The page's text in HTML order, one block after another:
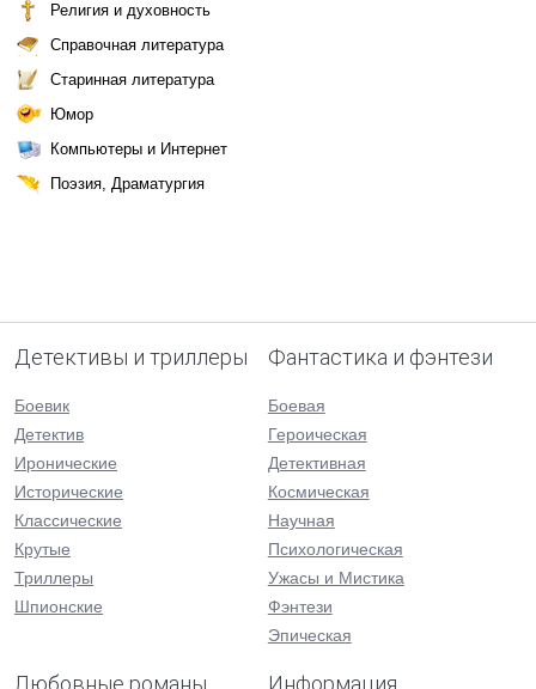
Религия и духовность
Справочная литература
Старинная литература
Юмор
Компьютеры и Интернет
Поэзия, Драматургия
Детективы и триллеры
Боевик
Детектив
Иронические
Исторические
Классические
Крутые
Триллеры
Шпионские
Фантастика и фэнтези
Боевая
Героическая
Детективная
Космическая
Научная
Психологическая
Ужасы и Мистика
Фэнтези
Эпическая
Любовные романы Информация